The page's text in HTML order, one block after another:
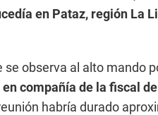
en Pataz, región La
observa al alto mando
compañía de la fiscal
habría durado